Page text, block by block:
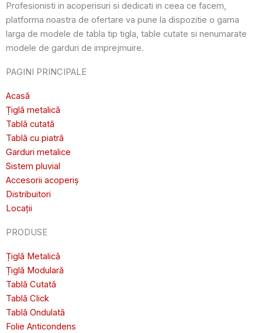
Profesionisti in acoperisuri si dedicati in ceea ce facem,
platforma noastra de ofertare va pune la dispozitie o gama
larga de modele de tabla tip tigla, table cutate si nenumarate
modele de garduri de imprejmuire.
PAGINI PRINCIPALE
Acasă
Țiglă metalică
Tablă cutată
Tablă cu piatră
Garduri metalice
Sistem pluvial
Accesorii acoperiș
Distribuitori
Locații
PRODUSE
Țiglă Metalică
Țiglă Modulară
Tablă Cutată
Tablă Click
Tablă Ondulată
Folie Anticondens